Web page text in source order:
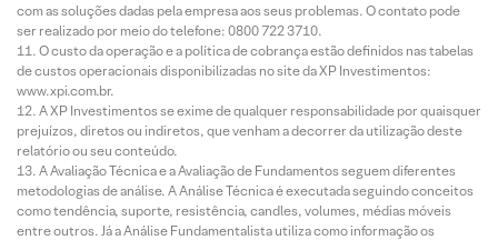
com as soluções dadas pela empresa aos seus problemas. O contato pode
ser realizado por meio do telefone: 0800 722 3710.
O custo da operação e a política de cobrança estão definidos nas tabelas
de custos operacionais disponibilizadas no site da XP Investimentos:
www.xpi.com.br.
A XP Investimentos se exime de qualquer responsabilidade por quaisquer
prejuízos, diretos ou indiretos, que venham a decorrer da utilização deste
relatório ou seu conteúdo.
A Avaliação Técnica e a Avaliação de Fundamentos seguem diferentes
metodologias de análise. A Análise Técnica é executada seguindo conceitos
como tendência, suporte, resistência, candles, volumes, médias móveis
entre outros. Já a Análise Fundamentalista utiliza como informação os